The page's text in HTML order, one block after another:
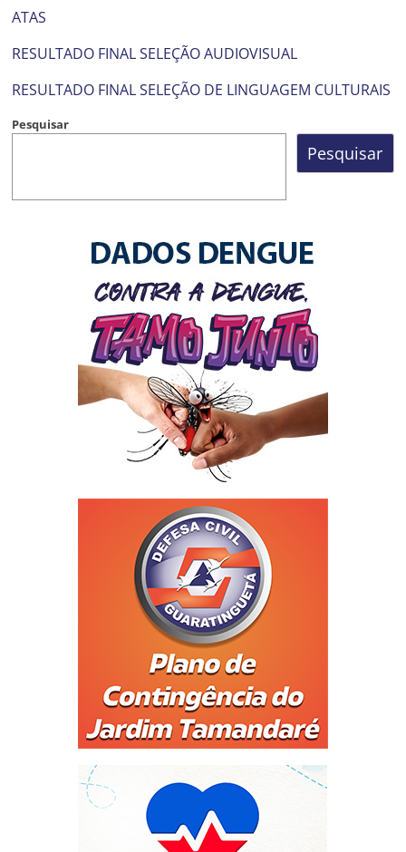
Prefeitura
Turística
ATAS
RESULTADO FINAL SELEÇÃO AUDIOVISUAL
RESULTADO FINAL SELEÇÃO DE LINGUAGEM CULTURAIS
Pesquisar
Pesquisar